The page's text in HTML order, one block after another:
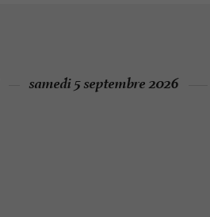
samedi 5 septembre 2026